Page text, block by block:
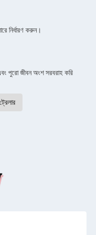
নির্ধারণ করুন।
পুরো জীবন অংশ সরবরাহ করি